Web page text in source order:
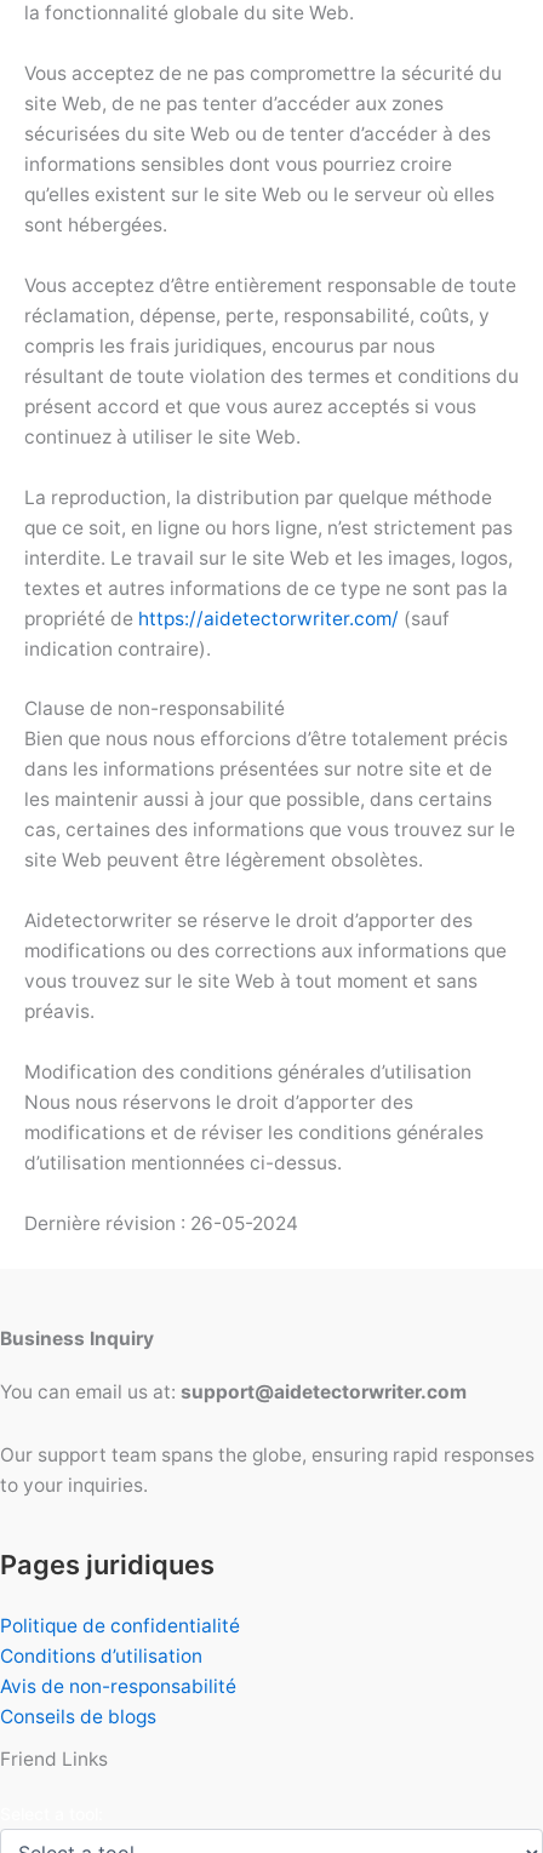
la fonctionnalité globale du site Web.
Vous acceptez de ne pas compromettre la sécurité du
site Web, de ne pas tenter d’accéder aux zones
sécurisées du site Web ou de tenter d’accéder à des
informations sensibles dont vous pourriez croire
qu’elles existent sur le site Web ou le serveur où elles
sont hébergées.
Vous acceptez d’être entièrement responsable de toute
réclamation, dépense, perte, responsabilité, coûts, y
compris les frais juridiques, encourus par nous
résultant de toute violation des termes et conditions du
présent accord et que vous aurez acceptés si vous
continuez à utiliser le site Web.
La reproduction, la distribution par quelque méthode
que ce soit, en ligne ou hors ligne, n’est strictement pas
interdite. Le travail sur le site Web et les images, logos,
textes et autres informations de ce type ne sont pas la
propriété de https://aidetectorwriter.com/ (sauf
indication contraire).
Clause de non-responsabilité
Bien que nous nous efforcions d’être totalement précis
dans les informations présentées sur notre site et de
les maintenir aussi à jour que possible, dans certains
cas, certaines des informations que vous trouvez sur le
site Web peuvent être légèrement obsolètes.
Aidetectorwriter se réserve le droit d’apporter des
modifications ou des corrections aux informations que
vous trouvez sur le site Web à tout moment et sans
préavis.
Modification des conditions générales d’utilisation
Nous nous réservons le droit d’apporter des
modifications et de réviser les conditions générales
d’utilisation mentionnées ci-dessus.
Dernière révision : 26-05-2024
Business Inquiry
You can email us at: support@aidetectorwriter.com
Our support team spans the globe, ensuring rapid responses
to your inquiries.
Pages juridiques
Politique de confidentialité
Conditions d’utilisation
Avis de non-responsabilité
Conseils de blogs
Friend Links